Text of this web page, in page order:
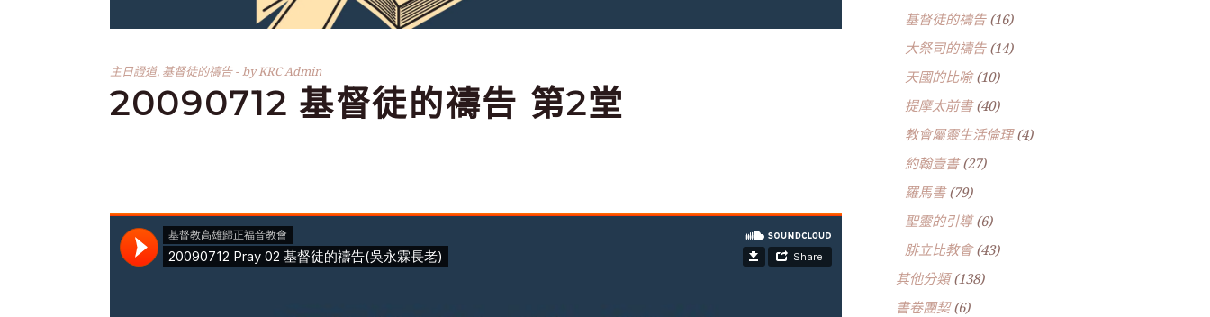
主日證道, 基督徒的禱告 byKRC Admin
20090712 基督徒的禱告 第2堂
基督徒的禱告(16)
大祭司的禱告(14)
天國的比喻(10)
提摩太前書(40)
教會屬靈生活倫理(4)
約翰壹書(27)
羅馬書(79)
聖靈的引導(6)
腓立比教會(43)
其他分類(138)
書卷團契(6)